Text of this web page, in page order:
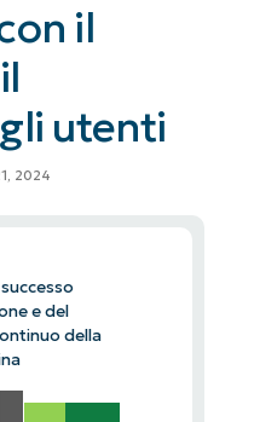
il
utenti
2024
e del
della